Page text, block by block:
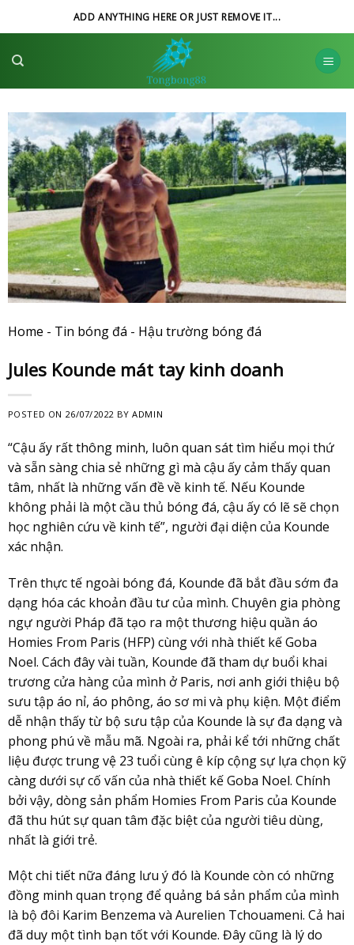
to
ADD ANYTHING HERE OR JUST REMOVE IT...
Home - Tin bóng đá - Hậu trường bóng đá
Jules Kounde mát tay kinh doanh
POSTED ON 26/07/2022 BYADMIN
“Cậu ấy rất thông minh, luôn quan sát tìm hiểu mọi thứ
và sẵn sàng chia sẻ những gì mà cậu ấy cảm thấy quan
tâm, nhất là những vấn đề về kinh tế. Nếu Kounde
không phải là một cầu thủ bóng đá, cậu ấy có lẽ sẽ chọn
học nghiên cứu về kinh tế”, người đại diện của Kounde
xác nhận.
Trên thực tế ngoài bóng đá, Kounde đã bắt đầu sớm đa
dạng hóa các khoản đầu tư của mình. Chuyên gia phòng
ngự người Pháp đã tạo ra một thương hiệu quần áo
Homies From Paris (HFP) cùng với nhà thiết kế Goba
Noel. Cách đây vài tuần, Kounde đã tham dự buổi khai
trương cửa hàng của mình ở Paris, nơi anh giới thiệu bộ
sưu tập áo nỉ, áo phông, áo sơ mi và phụ kiện. Một điểm
dễ nhận thấy từ bộ sưu tập của Kounde là sự đa dạng và
phong phú về mẫu mã. Ngoài ra, phải kể tới những chất
liệu được trung vệ 23 tuổi cùng ê kíp cộng sự lựa chọn kỹ
càng dưới sự cố vấn của nhà thiết kế Goba Noel. Chính
bởi vậy, dòng sản phẩm Homies From Paris của Kounde
đã thu hút sự quan tâm đặc biệt của người tiêu dùng,
nhất là giới trẻ.
Một chi tiết nữa đáng lưu ý đó là Kounde còn có những
đồng minh quan trọng để quảng bá sản phẩm của mình
là bộ đôi Karim Benzema và Aurelien Tchouameni. Cả hai
đã duy một tình bạn tốt với Kounde. Đây cũng là lý do